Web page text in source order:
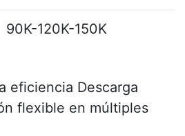
90K-120K-150K
eficiencia Descarga
flexible en múltiples